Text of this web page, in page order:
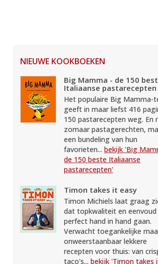
NIEUWE KOOKBOEKEN
Big Mamma - de 150
Italiaanse pastarecepten
Het populaire Big Mamma-
geeft in maar liefst 416
150 pastarecepten weg. En
zomaar pastagerechten,
een bundeling van hun
favorieten... bekijk 'Big
de 150 beste Italiaanse
pastarecepten'
Timon takes it easy
Timon Michiels laat graag
dat topkwaliteit en eenvoud
perfect hand in hand gaan.
Verwacht toegankelijke
onweerstaanbaar lekkere
recepten voor thuis: van
taco's... bekijk 'Timon takes